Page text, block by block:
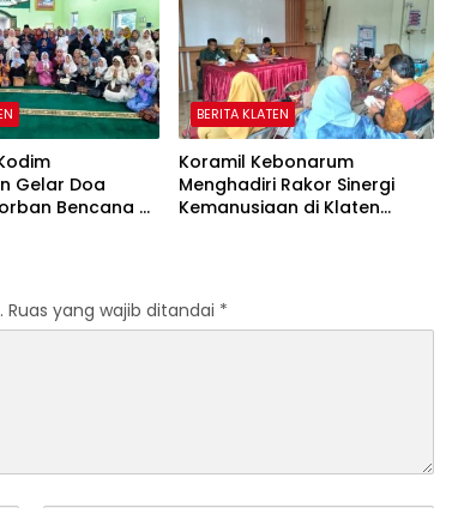
Gelar Doa
Bencana Di
BERITA KLATEN
Koramil Kebonarum
Menghadiri Rakor Sinergi
Kemanusiaan di Klaten
Ruas yang wajib ditandai *